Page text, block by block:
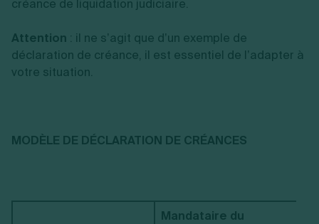
créance de liquidation judiciaire.
Attention : il ne s’agit que d’un exemple de
déclaration de créance, il est essentiel de l’adapter à
votre situation.
MODÈLE DE DÉCLARATION DE CRÉANCES
Mandataire du